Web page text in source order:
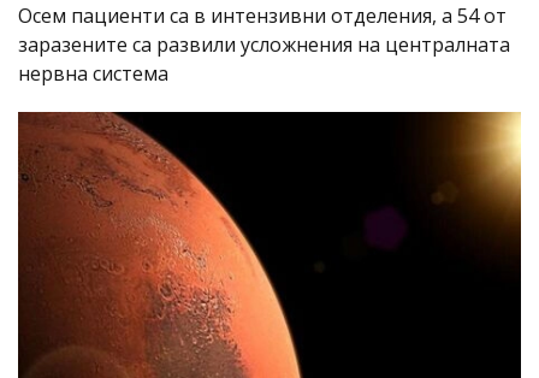
Осем пациенти са в интензивни отделения, а 54 от
заразените са развили усложнения на централната
нервна система